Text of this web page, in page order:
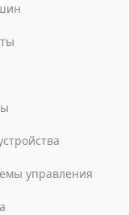
управления